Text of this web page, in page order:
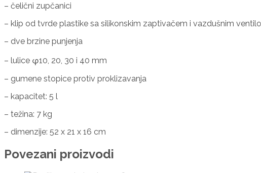
– čelični zupčanici
– klip od tvrde plastike sa silikonskim zaptivačem i vazdušnim
– dve brzine punjenja
– lulice φ10, 20, 30 i 40 mm
– gumene stopice protiv proklizavanja
– kapacitet: 5 l
– težina: 7 kg
– dimenzije: 52 x 21 x 16 cm
Povezani proizvodi